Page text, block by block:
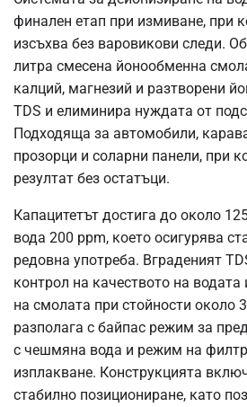
финален етап при измиване, при
изсъхва без варовикови следи.
литра смесена йонообменна
калций, магнезий и разтворени
TDS и елиминира нуждата от
Подходяща за автомобили,
прозорци и соларни панели, при
резултат без остатъци.
Капацитетът достига до около
вода 200 ppm, което осигурява
редовна употреба. Вграденият
контрол на качеството на
на смолата при стойности около
разполага с байпас режим за
с чешмяна вода и режим на
изплакване. Конструкцията
стабилно позициониране, като